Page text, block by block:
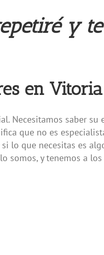
y
en Vitoria
Necesitamos saber
que no es
lo que necesitas es
lo somos, y tenemos a